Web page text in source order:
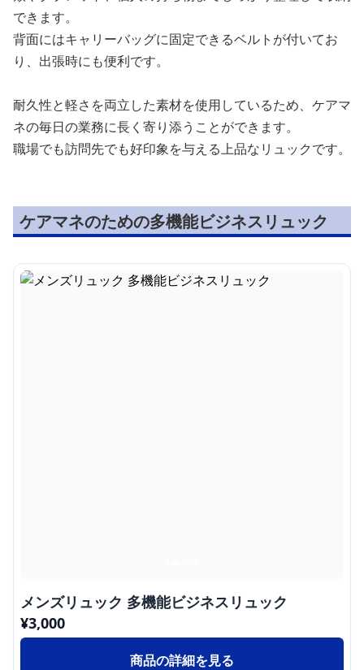
できます。
背面にはキャリーバッグに固定できるベルトが付いてお
り、出張時にも便利です。
耐久性と軽さを両立した素材を使用しているため、ケアマ
ネの毎日の業務に長く寄り添うことができます。
職場でも訪問先でも好印象を与える上品なリュックです。
ケアマネのための多機能ビジネスリュック
メンズリュック 多機能ビジネスリュック
¥3,000
商品の詳細を見る